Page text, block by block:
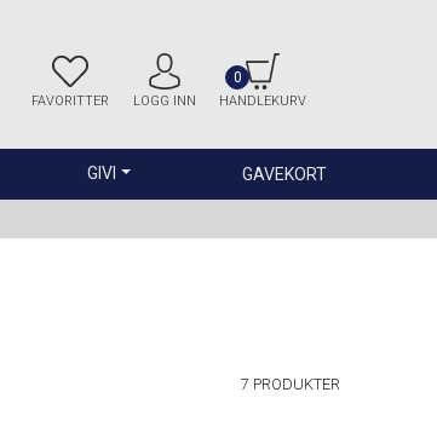
FAVORITTER LOGG INN HANDLEKURV
0
GIVI GAVEKORT
7 PRODUKTER